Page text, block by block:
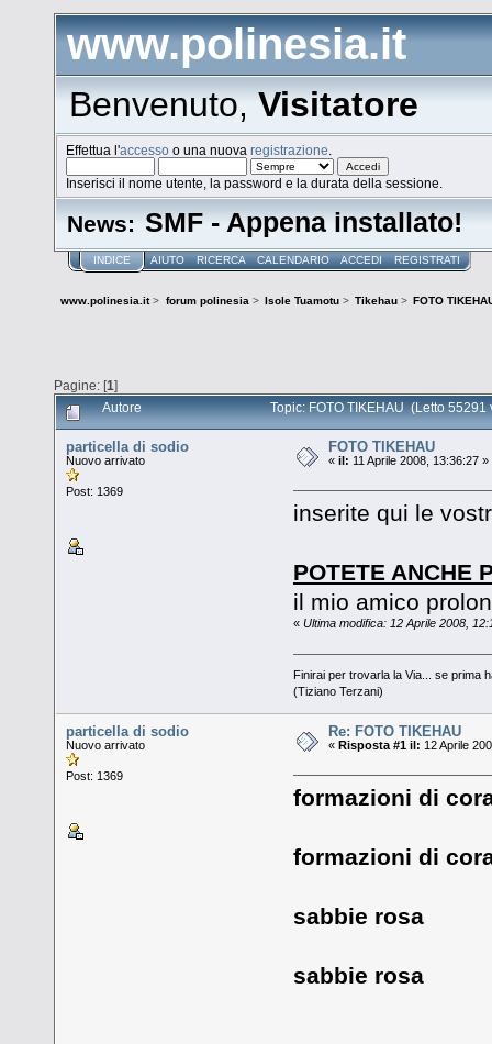
www.polinesia.it
Benvenuto,Visitatore
Effettua l'accesso o una nuovaregistrazione
Inserisci il nome utente, la password e la durata della sessione.
News: SMF - Appena installato!
INDICE AIUTO RICERCA CALENDARIO ACCEDI REGISTRATI
www.polinesia.it> forum polinesia> Isole Tuamotu> Tikehau> FOTO
Pagine: [1]
Autore Topic: FOTO TIKEHAU (Letto 55291
particella di sodio
Nuovo arrivato
Post: 1369
FOTO TIKEHAU
«il: 11 Aprile 2008, 13:36:27 »
inserite qui le
POTETE ANCHE
il mio amico
« Ultima modifica: 12 Aprile 2008,
Finirai per trovarla la Via... se prima
(Tiziano Terzani)
particella di sodio
Nuovo arrivato
Post: 1369
Re: FOTO TIKEHAU
« Risposta #1 il: 12 Aprile
formazioni di
formazioni di
sabbie rosa
sabbie rosa